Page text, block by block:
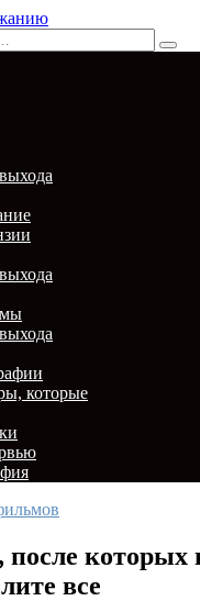
которые
после которых
все